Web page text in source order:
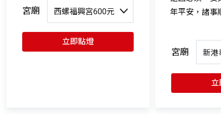
宮廟 西螺福興宮600元
立即點燈
年平安，諸事
宮廟 新港
立